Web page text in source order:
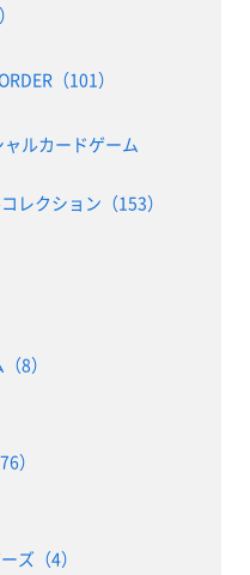
（101）
ルカードゲーム
レクション（153）
8）
）
ズ（4）